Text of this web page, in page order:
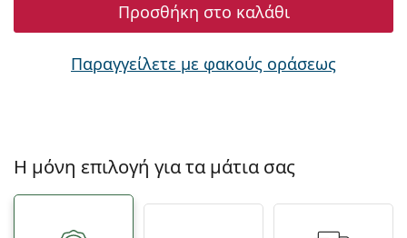
Προσθήκη στο καλάθι
Παραγγείλετε με φακούς οράσεως
Η μόνη επιλογή για τα μάτια σας